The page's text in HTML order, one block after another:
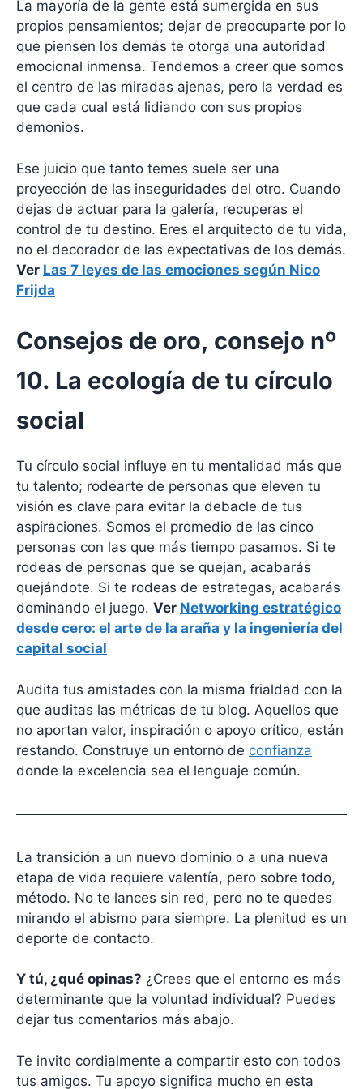
La mayoría de la gente está sumergida en sus
propios pensamientos; dejar de preocuparte por lo
que piensen los demás te otorga una autoridad
emocional inmensa. Tendemos a creer que somos
el centro de las miradas ajenas, pero la verdad es
que cada cual está lidiando con sus propios
demonios.
Ese juicio que tanto temes suele ser una
proyección de las inseguridades del otro. Cuando
dejas de actuar para la galería, recuperas el
control de tu destino. Eres el arquitecto de tu vida,
no el decorador de las expectativas de los demás.
Ver Las 7 leyes de las emociones según Nico
Frijda
Consejos de oro, consejo nº
10. La ecología de tu círculo
social
Tu círculo social influye en tu mentalidad más que
tu talento; rodearte de personas que eleven tu
visión es clave para evitar la debacle de tus
aspiraciones. Somos el promedio de las cinco
personas con las que más tiempo pasamos. Si te
rodeas de personas que se quejan, acabarás
quejándote. Si te rodeas de estrategas, acabarás
dominando el juego. Ver Networking estratégico
desde cero: el arte de la araña y la ingeniería del
capital social
Audita tus amistades con la misma frialdad con la
que auditas las métricas de tu blog. Aquellos que
no aportan valor, inspiración o apoyo crítico, están
restando. Construye un entorno de confianza
donde la excelencia sea el lenguaje común.
La transición a un nuevo dominio o a una nueva
etapa de vida requiere valentía, pero sobre todo,
método. No te lances sin red, pero no te quedes
mirando el abismo para siempre. La plenitud es un
deporte de contacto.
Y tú, ¿qué opinas? ¿Crees que el entorno es más
determinante que la voluntad individual? Puedes
dejar tus comentarios más abajo.
Te invito cordialmente a compartir esto con todos
tus amigos. Tu apoyo significa mucho en esta